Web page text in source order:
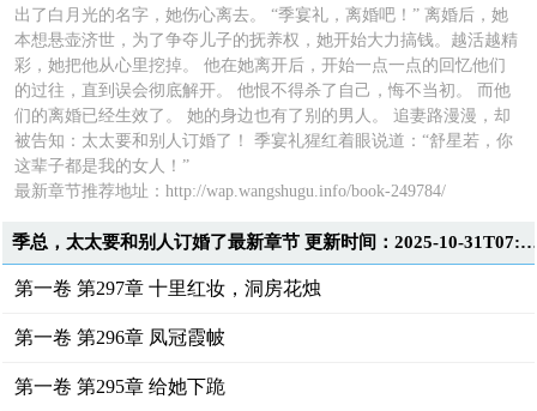
出了白月光的名字，她伤心离去。 “季宴礼，离婚吧！” 离婚后，她
本想悬壶济世，为了争夺儿子的抚养权，她开始大力搞钱。越活越精
彩，她把他从心里挖掉。 他在她离开后，开始一点一点的回忆他们
的过往，直到误会彻底解开。 他恨不得杀了自己，悔不当初。 而他
们的离婚已经生效了。 她的身边也有了别的男人。 追妻路漫漫，却
被告知：太太要和别人订婚了！ 季宴礼猩红着眼说道：“舒星若，你
这辈子都是我的女人！”
最新章节推荐地址：http://wap.wangshugu.info/book-249784/
季总，太太要和别人订婚了最新章节 更新时间：
第一卷 第297章 十里红妆，洞房花烛
第一卷 第296章 凤冠霞帔
第一卷 第295章 给她下跪